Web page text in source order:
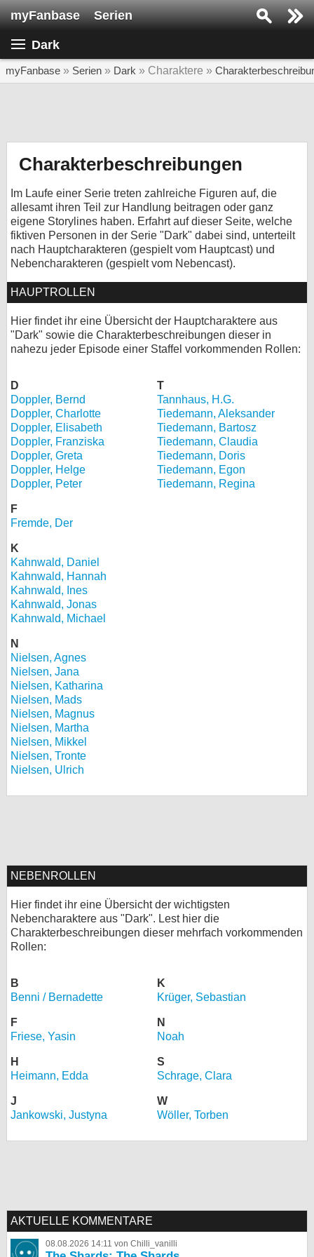
myFanbase Serien
Dark
myFanbase » Serien » Dark » Charaktere »
Charakterbeschreibungen
Im Laufe einer Serie treten zahlreiche Figuren auf, die
allesamt ihren Teil zur Handlung beitragen oder ganz
eigene Storylines haben. Erfahrt auf dieser Seite, welche
fiktiven Personen in der Serie "Dark" dabei sind, unterteilt
nach Hauptcharakteren (gespielt vom Hauptcast) und
Nebencharakteren (gespielt vom Nebencast).
HAUPTROLLEN
Hier findet ihr eine Übersicht der Hauptcharaktere aus
"Dark" sowie die Charakterbeschreibungen dieser in
nahezu jeder Episode einer Staffel vorkommenden Rollen:
D
Doppler, Bernd
Doppler, Charlotte
Doppler, Elisabeth
Doppler, Franziska
Doppler, Greta
Doppler, Helge
Doppler, Peter
F
Fremde, Der
K
Kahnwald, Daniel
Kahnwald, Hannah
Kahnwald, Ines
Kahnwald, Jonas
Kahnwald, Michael
N
Nielsen, Agnes
Nielsen, Jana
Nielsen, Katharina
Nielsen, Mads
Nielsen, Magnus
Nielsen, Martha
Nielsen, Mikkel
Nielsen, Tronte
Nielsen, Ulrich
T
Tannhaus, H.G.
Tiedemann, Aleksander
Tiedemann, Bartosz
Tiedemann, Claudia
Tiedemann, Doris
Tiedemann, Egon
Tiedemann, Regina
NEBENROLLEN
Hier findet ihr eine Übersicht der wichtigsten
Nebencharaktere aus "Dark". Lest hier die
Charakterbeschreibungen dieser mehrfach vorkommenden
Rollen:
B
Benni / Bernadette
F
Friese, Yasin
H
Heimann, Edda
J
Jankowski, Justyna
K
Krüger, Sebastian
N
Noah
S
Schrage, Clara
W
Wöller, Torben
AKTUELLE KOMMENTARE
08.08.2026 14:11 von Chilli_vanilli
Serie suchen...
SERIEN
KULTUR
Specials
SERVICE
Forum
bei X
Kontakt
Nutzungsbedingungen
Datenschutz